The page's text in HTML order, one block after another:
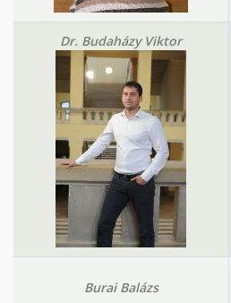
Dr. Budaházy Viktor
Burai Balázs